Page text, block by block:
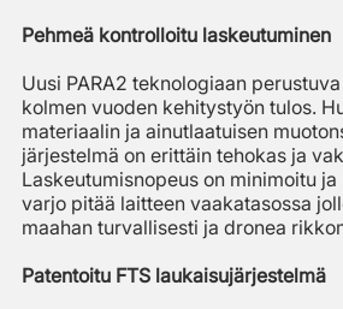
Pehmeä kontrolloitu laskeutuminen
Uusi PARA2 teknologiaan
kolmen vuoden kehitystyön tulos.
materiaalin ja ainutlaatuisen
järjestelmä on erittäin tehokas ja
Laskeutumisnopeus on minimoitu ja
varjo pitää laitteen vaakatasossa
maahan turvallisesti ja dronea
Patentoitu FTS laukaisujärjestelmä